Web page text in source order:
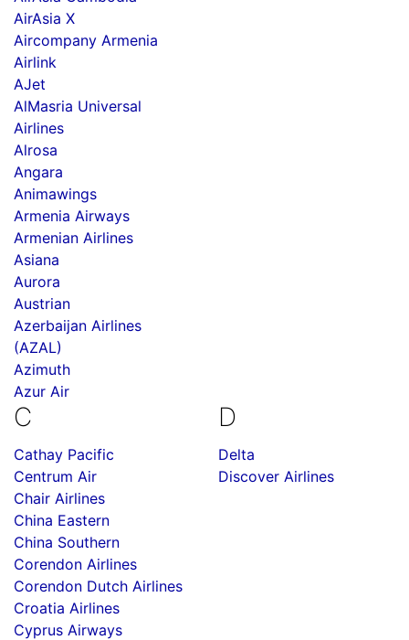
AirAsia X
Aircompany Armenia
Airlink
AJet
AlMasria Universal
Airlines
Alrosa
Angara
Animawings
Armenia Airways
Armenian Airlines
Asiana
Aurora
Austrian
Azerbaijan Airlines
(AZAL)
Azimuth
Azur Air
C
Cathay Pacific
Centrum Air
Chair Airlines
China Eastern
China Southern
Corendon Airlines
Corendon Dutch Airlines
Croatia Airlines
Cyprus Airways
D
Delta
Discover Airlines